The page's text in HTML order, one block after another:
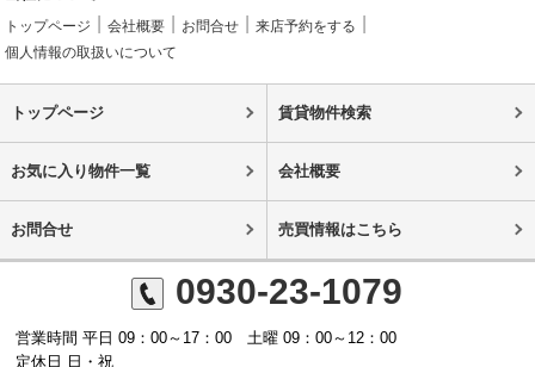
トップページ 会社概要 お問合せ
来店予約をする
個人情報の取扱いについて
トップページ 賃貸物件検索
お気に入り物件一覧 会社概要
お問合せ 売買情報はこちら
0930-23-1079
営業時間 平日 09：00～17：00 土曜 09：00～12：00
定休日 日・祝